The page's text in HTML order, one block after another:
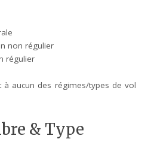
non régulier
régulier
aucun des régimes/types de vol
& Type